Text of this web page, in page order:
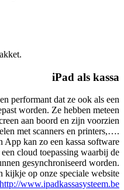
iPad als kassa
performant dat ze ook als een
worden. Ze hebben meteen
aan boord en zijn voorzien
met scanners en printers,….
App kan zo een kassa software
cloud toepassing waarbij de
gesynchroniseerd worden.
kijkje op onze speciale website
http://www.ipadkassasysteem.be